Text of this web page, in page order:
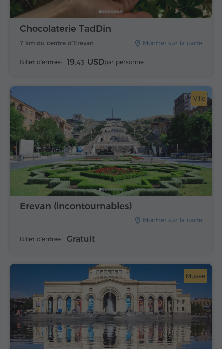
Montrer sur la carte
7 km du centre d'Erevan
Chocolaterie TadDin
Billet d'entrée: 19.43 USDpar personne
Ville
Montrer sur la carte
Erevan (incontournables)
Billet d'entrée: Gratuit
Musée